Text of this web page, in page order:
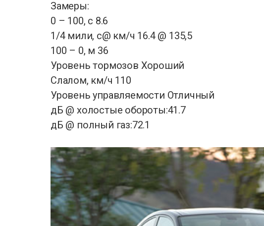
Замеры:
0 – 100, с 8.6
1/4 мили, с@ км/ч 16.4 @ 135,5
100 – 0, м 36
Уровень тормозов Хороший
Слалом, км/ч 110
Уровень управляемости Отличный
дБ @ холостые обороты:41.7
дБ @ полный газ:72.1